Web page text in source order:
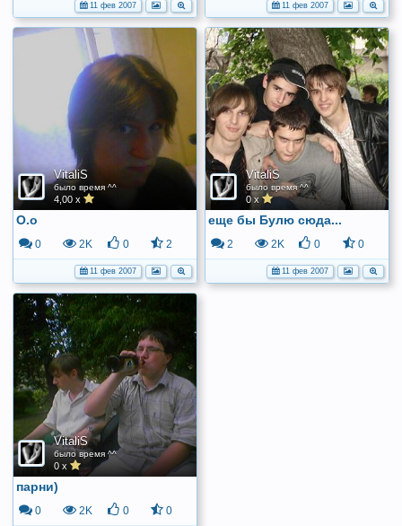
11 фев 2007 11 фев 2007
VitaliS
было время ^^
4,00 x
О.о
0 2K 0 2
11 фев 2007
VitaliS
было время ^^
0 x
еще бы Булю сюда...
2 2K 0 0
11 фев 2007
VitaliS
было время ^^
0 x
парни)
0 2K 0 0